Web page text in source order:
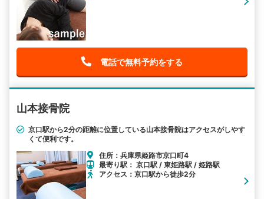
電話で無料予約をする
山本接骨院
京口駅から2分の距離に位置している山本接骨院はアクセスがしやす
くて便利です。
住所：兵庫県姫路市京口町4
最寄り駅： 京口駅 / 東姫路駅 / 姫路駅
アクセス：京口駅から徒歩2分